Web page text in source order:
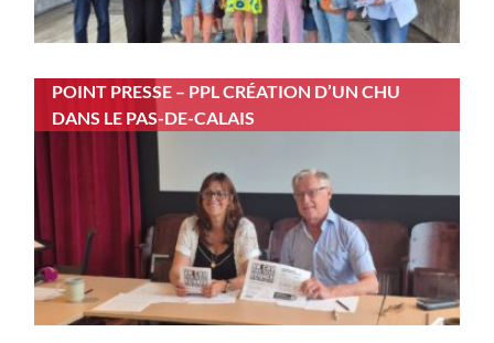
POINT PRESSE – PPL CRÉATION D’UN CHU
DANS LE PAS-DE-CALAIS